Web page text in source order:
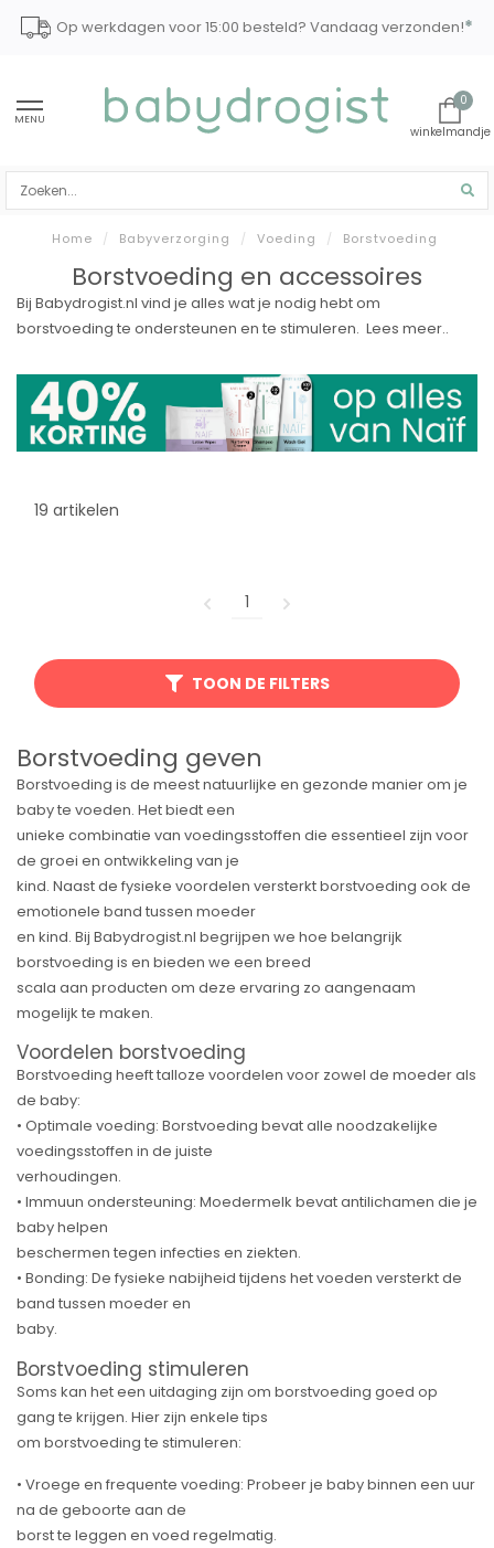
Op werkdagen voor 15:00 besteld? Vandaag verzonden!*
MENU
0
Home / Babyverzorging / Voeding / Borstvoeding
Borstvoeding en accessoires
Bij Babydrogist.nl vind je alles wat je nodig hebt om
borstvoeding te ondersteunen en te stimuleren. Lees meer..
19 artikelen
1
TOON DE FILTERS
Borstvoeding geven
Borstvoeding is de meest natuurlijke en gezonde manier om je
baby te voeden. Het biedt een
unieke combinatie van voedingsstoffen die essentieel zijn voor
de groei en ontwikkeling van je
kind. Naast de fysieke voordelen versterkt borstvoeding ook de
emotionele band tussen moeder
en kind. Bij Babydrogist.nl begrijpen we hoe belangrijk
borstvoeding is en bieden we een breed
scala aan producten om deze ervaring zo aangenaam
mogelijk te maken.
Voordelen borstvoeding
Borstvoeding heeft talloze voordelen voor zowel de moeder als
de baby:
• Optimale voeding: Borstvoeding bevat alle noodzakelijke
voedingsstoffen in de juiste
verhoudingen.
• Immuun ondersteuning: Moedermelk bevat antilichamen die je
baby helpen
beschermen tegen infecties en ziekten.
• Bonding: De fysieke nabijheid tijdens het voeden versterkt de
band tussen moeder en
baby.
Borstvoeding stimuleren
Soms kan het een uitdaging zijn om borstvoeding goed op
gang te krijgen. Hier zijn enkele tips
om borstvoeding te stimuleren:
• Vroege en frequente voeding: Probeer je baby binnen een uur
na de geboorte aan de
borst te leggen en voed regelmatig.